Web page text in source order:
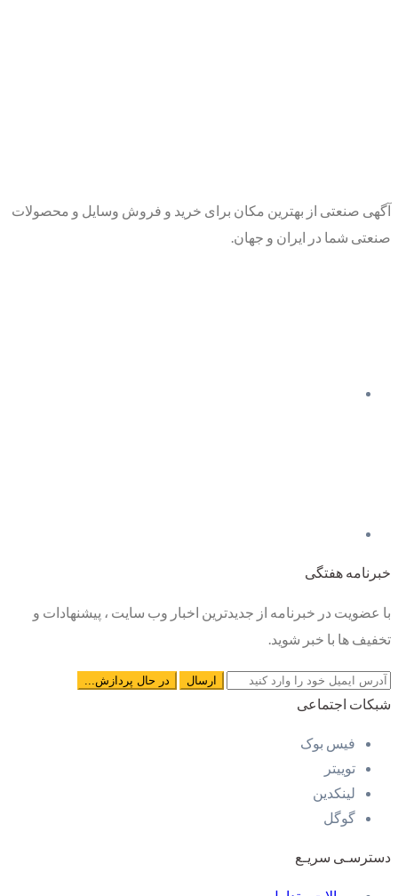
آگهی صنعتی از بهترین مکان برای خرید و فروش وسایل و محصولات
صنعتی شما در ایران و جهان.
خبرنامه هفتگی
با عضویت در خبرنامه از جدیدترین اخبار وب سایت ، پیشنهادات و
تخفیف ها با خبر شوید.
شبکات اجتماعی
فیس بوک
توییتر
لینکدین
گوگل
دسترسـی سریـع